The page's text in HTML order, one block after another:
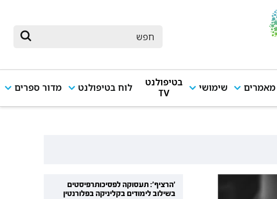
מאמרים שימושי
בטיפולנט
TV
לוח בטיפולנט מדור ספרים
'הרציף': תעסוקה לפסיכותרפיסטים
בשילוב לימודים בקליניקה בפלורנטין